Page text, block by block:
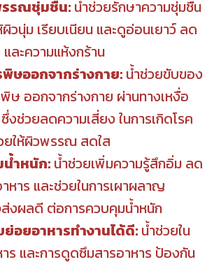
รณชุ่มชื้น: น้ำช่วยรักษาความชุ่มชื้น
วนุ่ม เรียบเนียน และดูอ่อนเยาว์ ลด
ละความแห้งกร้าน
ษออกจากร่างกาย: น้ำช่วยขับของ
ษ ออกจากร่างกาย ผ่านทางเหงื่อ
งช่วยลดความเสี่ยง ในการเกิดโรค
ยให้ผิวพรรณ สดใส
ำหนัก:น้ำช่วยเพิ่มความรู้สึกอิ่ม ลด
หาร และช่วยในการเผาผลาญ
งผลดี ต่อการควบคุมน้ำหนัก
ย่อยอาหารทำงานได้ดี: น้ำช่วยใน
ร และการดูดซึมสารอาหาร ป้องกัน